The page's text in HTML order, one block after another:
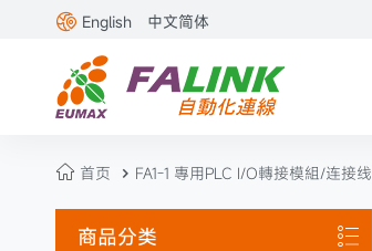
 English 中文简体
 首页  FA1-1 專用PLC I/O轉接模組/连接线

商品分类